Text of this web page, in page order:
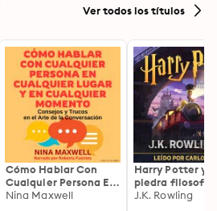
Ver todos los títulos
Cómo Hablar Con
Cualquier Persona En
Cualquier Lugar Y En
Nina Maxwell
Harry Potter y
piedra filosofal
J.K. Rowling